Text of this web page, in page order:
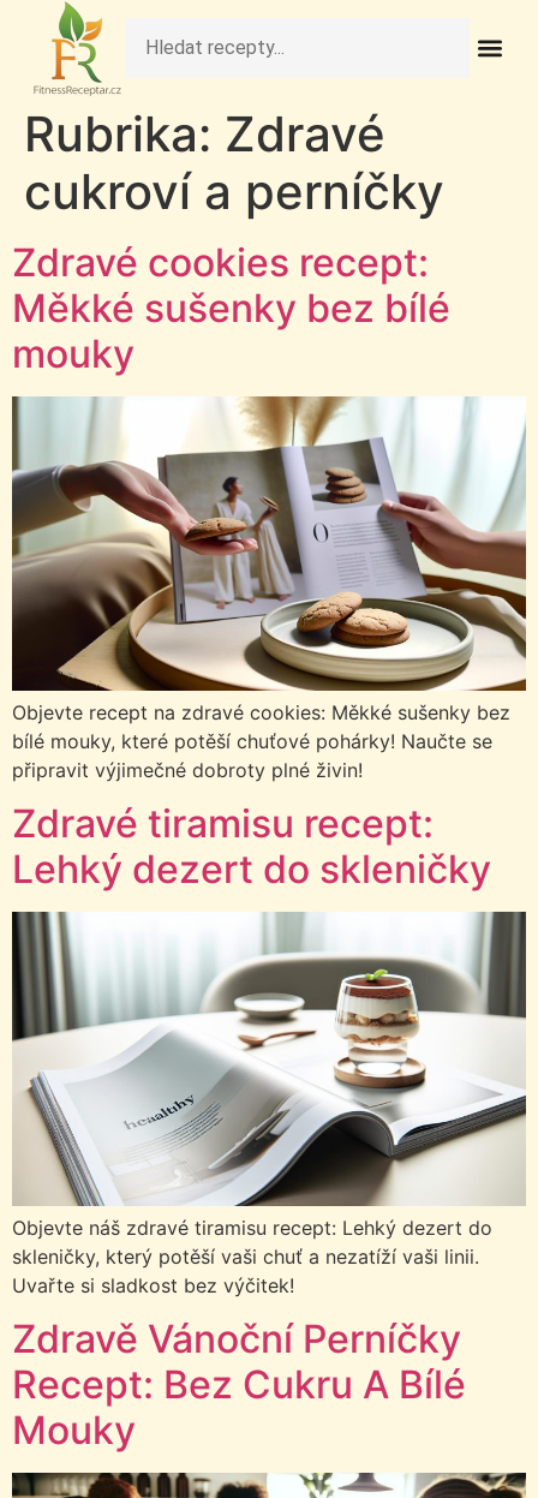
Rubrika: Zdravé
cukroví a perníčky
Zdravé cookies recept:
Měkké sušenky bez bílé
mouky
Objevte recept na zdravé cookies: Měkké sušenky bez
bílé mouky, které potěší chuťové pohárky! Naučte se
připravit výjimečné dobroty plné živin!
Zdravé tiramisu recept:
Lehký dezert do skleničky
Objevte náš zdravé tiramisu recept: Lehký dezert do
skleničky, který potěší vaši chuť a nezatíží vaši linii.
Uvařte si sladkost bez výčitek!
Zdravě Vánoční Perníčky
Recept: Bez Cukru A Bílé
Mouky